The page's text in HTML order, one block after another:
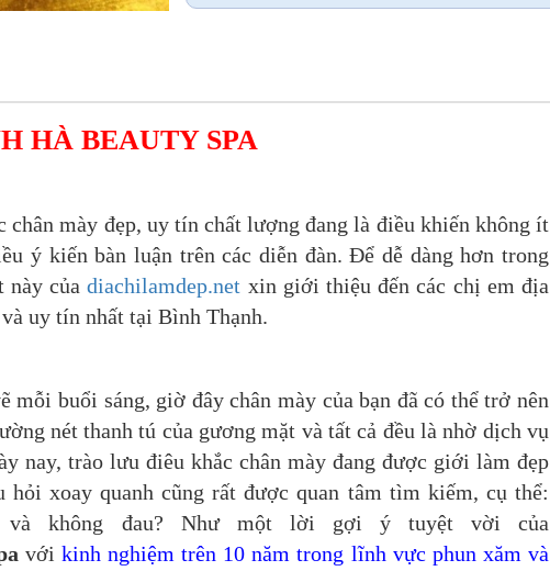
HÀ BEAUTY SPA
chân mày đẹp, uy tín chất lượng đang là điều khiến không ít
ý kiến bàn luận trên các diễn đàn. Để dễ dàng hơn trong
này củadiachilamdep.net xin giới thiệu đến các chị em địa
uy tín nhất tại Bình Thạnh.
buổi sáng, giờ đây chân mày của bạn đã có thể trở nên
nét thanh tú của gương mặt và tất cả đều là nhờ dịch vụ
nay, trào lưu điêu khắc chân mày đang được giới làm đẹp
hỏi xoay quanh cũng rất được quan tâm tìm kiếm, cụ thể:
và không đau? Như một lời gợi ý tuyệt vời của
với kinh nghiệm trên 10 năm trong lĩnh vực phun xăm và